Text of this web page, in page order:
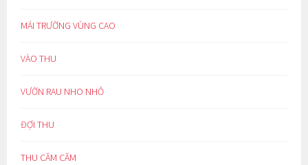
MÁI TRƯỜNG VÙNG CAO
VÀO THU
VƯỜN RAU NHO NHỎ
ĐỢI THU
THU CĂM CĂM